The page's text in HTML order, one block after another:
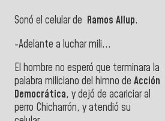
Sonó el celular de Ramos Allup.
-Adelante a luchar mili...
El hombre no esperó que terminara la
palabra miliciano del himno de Acción
Democrática, y dejó de acariciar al
perro Chicharrón, y atendió su